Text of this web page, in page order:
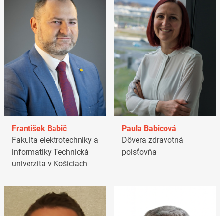
František Babič
Fakulta elektrotechniky a
informatiky Technická
univerzita v Košiciach
Paula Babicová
Dôvera zdravotná
poisťovňa